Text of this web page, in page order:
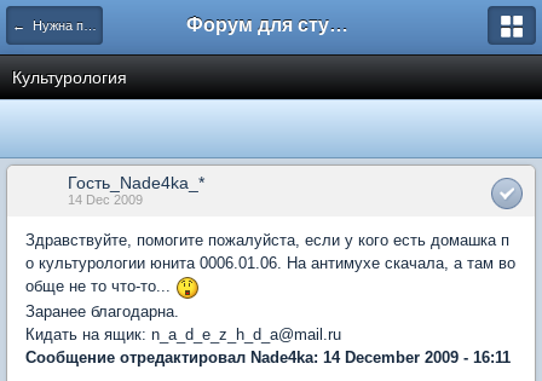
← Нужна помощь Форум для студента СГА
Культурология
Гость_Nade4ka_*
14 Dec 2009
Здравствуйте, помогите пожалуйста, если у кого есть домашка п
о культурологии юнита 0006.01.06. На антимухе скачала, а там во
обще не то что-то...
Заранее благодарна.
Кидать на ящик: n_a_d_e_z_h_d_a@mail.ru
Сообщение отредактировал Nade4ka: 14 December 2009 - 16:11